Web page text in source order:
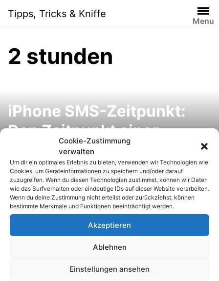
i
n
Tipps, Tricks & Kniffe
Menu
2 stunden
iPhone SMS-Zeitpunkt:
Den Zeitpunkt einer
empfangenen SMS oder
iMessage herausfinden
Amazon Cyber Monday
2011: Drei Tage Super-
Schnäppchen und Rabatte
– 350 Blitzangebote um
bis zu 50% reduziert
Cookie-Zustimmung
verwalten
Um dir ein optimales Erlebnis zu bieten, verwenden wir Technologien wie
Cookies, um Geräteinformationen zu speichern und/oder darauf
zuzugreifen. Wenn du diesen Technologien zustimmst, können wir Daten
wie das Surfverhalten oder eindeutige IDs auf dieser Website verarbeiten.
Wenn du deine Zustimmung nicht erteilst oder zurückziehst, können
bestimmte Merkmale und Funktionen beeinträchtigt werden.
Akzeptieren
Ablehnen
Einstellungen ansehen